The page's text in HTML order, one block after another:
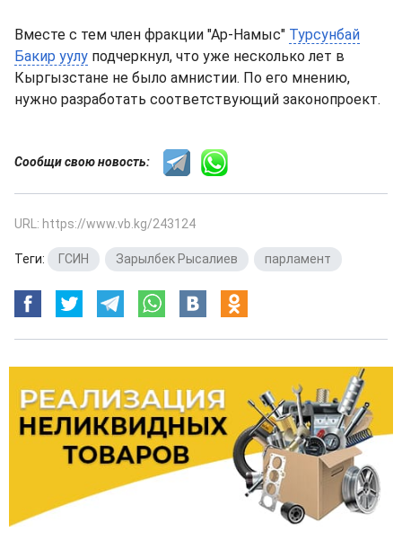
Вместе с тем член фракции "Ар-Намыс" Турсунбай
Бакир уулу подчеркнул, что уже несколько лет в
Кыргызстане не было амнистии. По его мнению,
нужно разработать соответствующий законопроект.
Сообщи свою новость:
URL: https://www.vb.kg/243124
Теги: ГСИН Зарылбек Рысалиев парламент